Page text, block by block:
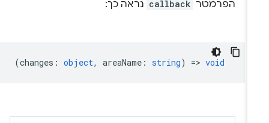
הפרמטר callback נראה כך:
(changes: object, areaName: string) => void